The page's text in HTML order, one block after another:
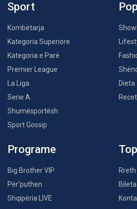
Sport
Kombëtarja
Kategoria Superiore
Kategoria e Parë
Premier League
La Liga
Serie A
Shumësportësh
Sport Gossip
Dieta
Programe
Big Brother VIP
Për’puthen
Shqipëria LIVE
Bileta